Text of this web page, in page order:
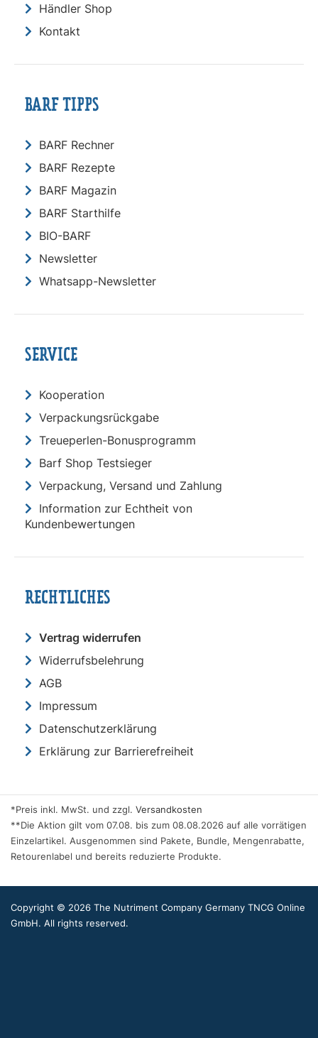
Händler Shop
Kontakt
BARF TIPPS
BARF Rechner
BARF Rezepte
BARF Magazin
BARF Starthilfe
BIO-BARF
Newsletter
Whatsapp-Newsletter
SERVICE
Kooperation
Verpackungsrückgabe
Treueperlen-Bonusprogramm
Barf Shop Testsieger
Verpackung, Versand und Zahlung
Information zur Echtheit von
Kundenbewertungen
RECHTLICHES
Vertrag widerrufen
Widerrufsbelehrung
AGB
Impressum
Datenschutzerklärung
Erklärung zur Barrierefreiheit
*Preis inkl. MwSt. und zzgl. Versandkosten
**Die Aktion gilt vom 07.08. bis zum 08.08.2026 auf alle vorrätigen
Einzelartikel. Ausgenommen sind Pakete, Bundle, Mengenrabatte,
Retourenlabel und bereits reduzierte Produkte.
Copyright © 2026 The Nutriment Company Germany TNCG Online
GmbH. All rights reserved.